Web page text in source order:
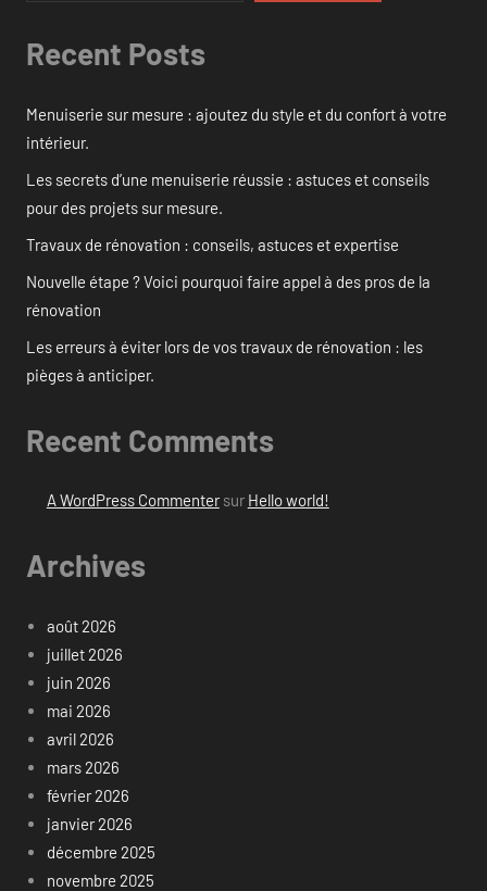
Recent Posts
Menuiserie sur mesure : ajoutez du style et du confort à votre
intérieur.
Les secrets d’une menuiserie réussie : astuces et conseils
pour des projets sur mesure.
Travaux de rénovation : conseils, astuces et expertise
Nouvelle étape ? Voici pourquoi faire appel à des pros de la
rénovation
Les erreurs à éviter lors de vos travaux de rénovation : les
pièges à anticiper.
Recent Comments
A WordPress Commentersur Hello world!
Archives
août 2026
juillet 2026
juin 2026
mai 2026
avril 2026
mars 2026
février 2026
janvier 2026
décembre 2025
novembre 2025